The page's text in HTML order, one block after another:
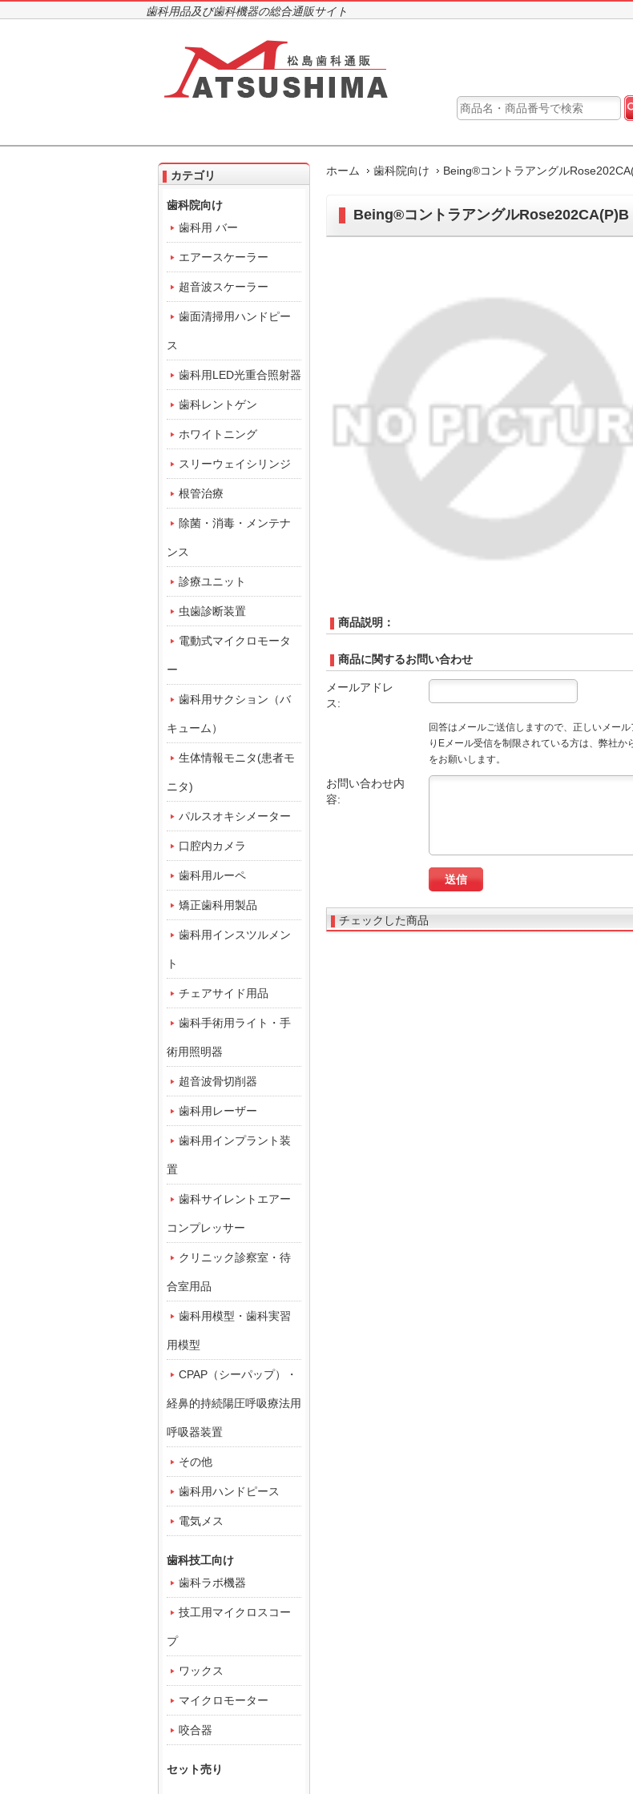
歯科用品及び歯科機器の総合通販サイト
ホーム 歯科院向け Being®コントラアングル
Being®コントラアングル
商品説明：
商品に関するお問い合わせ
メールアドレ
ス:
回答はメールご送信しますので、正しいメー
りEメール受信を制限されている方は、弊社
をお願いします。
お問い合わせ内
容:
チェックした商品
カテゴリ
歯科院向け
歯科用 バー
エアースケーラー
超音波スケーラー
歯面清掃用ハンドピー
ス
歯科用LED光重合照射器
歯科レントゲン
ホワイトニング
スリーウェイシリンジ
根管治療
除菌・消毒・メンテナ
ンス
診療ユニット
虫歯診断装置
電動式マイクロモータ
ー
歯科用サクション（バ
キューム）
生体情報モニタ(患者モ
ニタ)
パルスオキシメーター
口腔内カメラ
歯科用ルーペ
矯正歯科用製品
歯科用インスツルメン
ト
チェアサイド用品
歯科手術用ライト・手
術用照明器
超音波骨切削器
歯科用レーザー
歯科用インプラント装
置
歯科サイレントエアー
コンプレッサー
クリニック診察室・待
合室用品
歯科用模型・歯科実習
用模型
CPAP（シーパップ）・
経鼻的持続陽圧呼吸療法用
呼吸器装置
その他
歯科用ハンドピース
電気メス
歯科技工向け
歯科ラボ機器
技工用マイクロスコー
プ
ワックス
マイクロモーター
咬合器
セット売り